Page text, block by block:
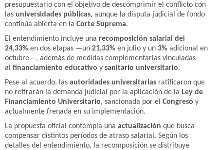
presupuestario con el objetivo de descomprimir el conflicto con
las universidades públicas, aunque la disputa judicial de fondo
continúa abierta en la Corte Suprema.
El entendimiento incluye una recomposición salarial del
24,33% en dos etapas —un 21,33% en julio y un 3% adicional en
octubre—, además de medidas complementarias vinculadas
al financiamiento educativo y sanitario universitario.
Pese al acuerdo, las autoridades universitarias ratificaron que
no retirarán la demanda judicial por la aplicación de la Ley de
Financiamiento Universitario, sancionada por el Congreso y
actualmente frenada en su implementación.
La propuesta oficial contempla una actualización que busca
compensar distintos períodos de atraso salarial. Según los
detalles del entendimiento, la recomposición se distribuye